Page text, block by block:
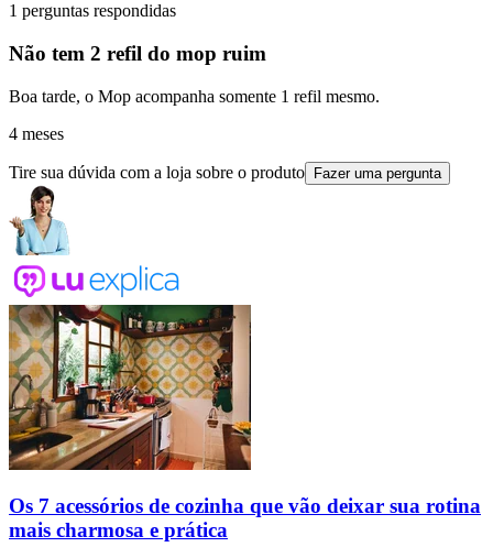
1 perguntas respondidas
Não tem 2 refil do mop ruim
Boa tarde, o Mop acompanha somente 1 refil mesmo.
4 meses
Tire sua dúvida com a loja sobre o produto Fazer uma pergunta
Os 7 acessórios de cozinha que vão deixar sua rotina
mais charmosa e prática